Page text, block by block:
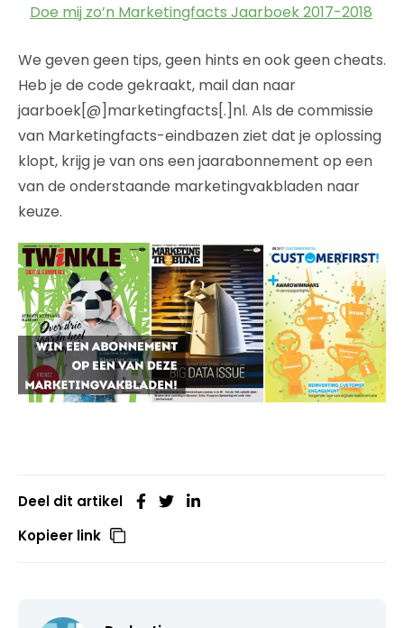
Doe mij zo’n Marketingfacts Jaarboek 2017-2018
We geven geen tips, geen hints en ook geen cheats.
Heb je de code gekraakt, mail dan naar
jaarboek[@]marketingfacts[.]nl. Als de commissie
van Marketingfacts-eindbazen ziet dat je oplossing
klopt, krijg je van ons een jaarabonnement op een
van de onderstaande marketingvakbladen naar
keuze.
Deel dit artikel
Kopieer link